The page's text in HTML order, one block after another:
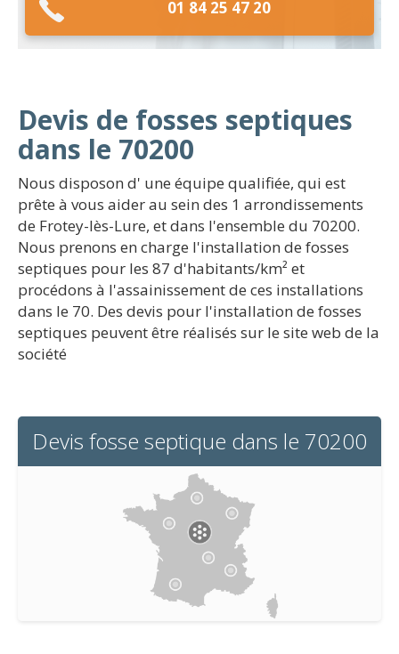
01 84 25 47 20
Devis de fosses septiques
dans le 70200
Nous disposon d' une équipe qualifiée, qui est
prête à vous aider au sein des 1 arrondissements
de Frotey-lès-Lure, et dans l'ensemble du 70200.
Nous prenons en charge l'installation de fosses
septiques pour les 87 d'habitants/km² et
procédons à l'assainissement de ces installations
dans le 70. Des devis pour l'installation de fosses
septiques peuvent être réalisés sur le site web de la
société
Devis fosse septique dans le 70200